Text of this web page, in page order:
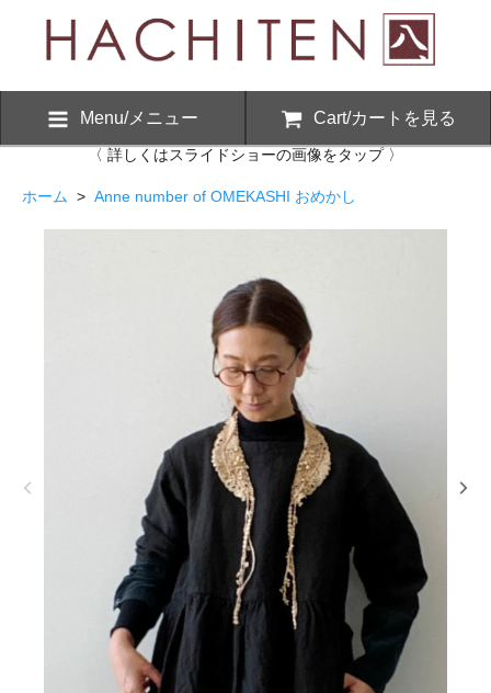
Menu/メニュー Cart/カートを見る
〈 詳しくはスライドショーの画像をタップ 〉
ホーム > Anne number of OMEKASHI おめかし